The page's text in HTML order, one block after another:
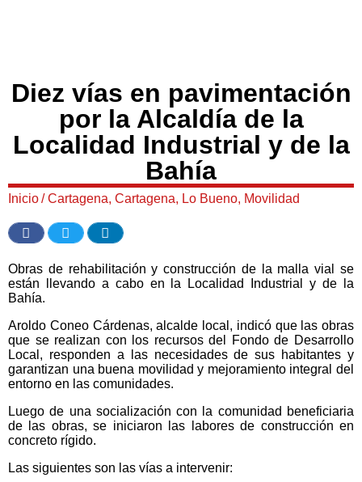
Diez vías en pavimentación
por la Alcaldía de la
Localidad Industrial y de la
Bahía
Inicio/ Cartagena, Cartagena, Lo Bueno, Movilidad
Obras de rehabilitación y construcción de la malla vial se
están llevando a cabo en la Localidad Industrial y de la
Bahía.
Aroldo Coneo Cárdenas, alcalde local, indicó que las obras
que se realizan con los recursos del Fondo de Desarrollo
Local, responden a las necesidades de sus habitantes y
garantizan una buena movilidad y mejoramiento integral del
entorno en las comunidades.
Luego de una socialización con la comunidad beneficiaria
de las obras, se iniciaron las labores de construcción en
concreto rígido.
Las siguientes son las vías a intervenir: